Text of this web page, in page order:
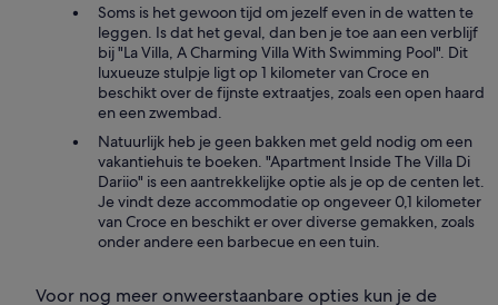
Soms is het gewoon tijd om jezelf even in de watten te
leggen. Is dat het geval, dan ben je toe aan een verblijf
bij "La Villa, A Charming Villa With Swimming Pool". Dit
luxueuze stulpje ligt op 1 kilometer van Croce en
beschikt over de fijnste extraatjes, zoals een open haard
en een zwembad.
Natuurlijk heb je geen bakken met geld nodig om een
vakantiehuis te boeken. "Apartment Inside The Villa Di
Dariio" is een aantrekkelijke optie als je op de centen let.
Je vindt deze accommodatie op ongeveer 0,1 kilometer
van Croce en beschikt er over diverse gemakken, zoals
onder andere een barbecue en een tuin.
Voor nog meer onweerstaanbare opties kun je de